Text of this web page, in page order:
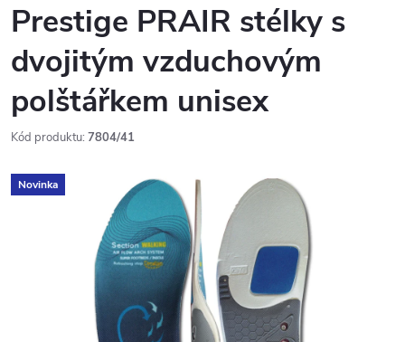
Prestige PRAIR stélky s
dvojitým vzduchovým
polštářkem unisex
Kód produktu: 7804/41
Novinka